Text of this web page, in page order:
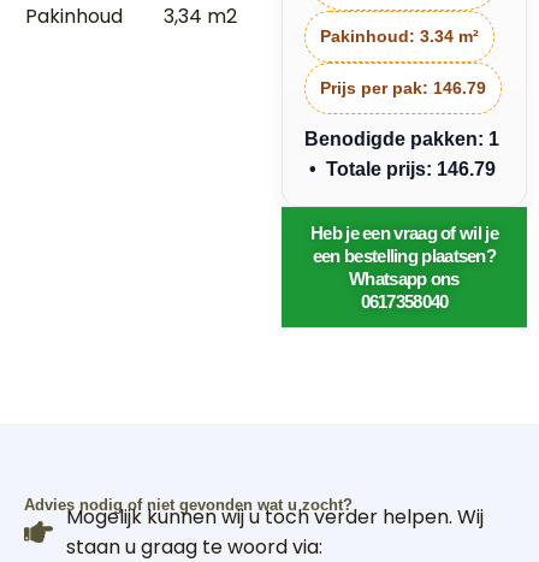
Pakinhoud
3,34 m2
Pakinhoud: 3.34 m²
Prijs per pak: 146.79
Benodigde pakken: 1
• Totale prijs: 146.79
Heb je een vraag of wil je
een bestelling plaatsen?
Whatsapp ons
0617358040
Advies nodig of niet gevonden wat u zocht?
Mogelijk kunnen wij u toch verder helpen. Wij
staan u graag te woord via: